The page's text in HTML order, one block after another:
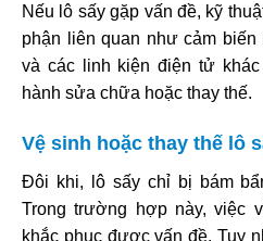
Nếu lô sấy gặp vấn đề, kỹ
phận liên quan như cảm biến
và các linh kiện điện tử
hành sửa chữa hoặc thay thế.
Vệ sinh hoặc thay thế lô
Đôi khi, lô sấy chỉ bị bám
Trong trường hợp này, việc
khắc phục được vấn đề. Tuy